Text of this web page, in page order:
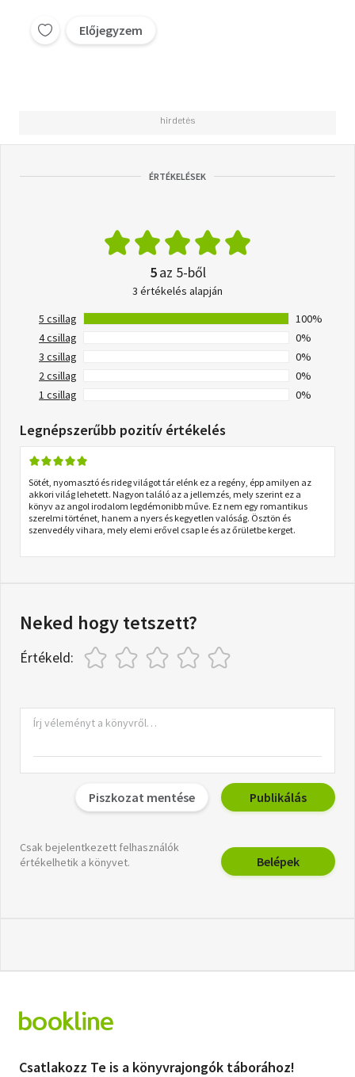
Előjegyzem
ÉRTÉKELÉSEK
5az 5-ből
3 értékelés alapján
5 csillag
100%
4 csillag
0%
3 csillag
0%
2 csillag
0%
1 csillag
0%
Legnépszerűbb pozitív értékelés
Sötét, nyomasztó és rideg világot tár elénk ez a regény, épp amilyen az
akkori világ lehetett. Nagyon találó az a jellemzés, mely szerint ez a
könyv az angol irodalom legdémonibb műve. Ez nem egy romantikus
szerelmi történet, hanem a nyers és kegyetlen valóság. Ösztön és
szenvedély vihara, mely elemi erővel csap le és az őrületbe kerget.
Neked hogy tetszett?
Értékeld:
Piszkozat mentése Publikálás
Csak bejelentkezett felhasználók
értékelhetik a könyvet.
Belépek
Csatlakozz Te is a könyvrajongók táborához!